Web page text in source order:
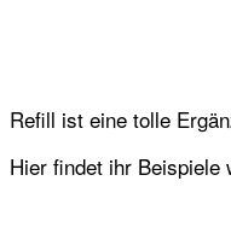
Refill ist eine tolle
Hier findet ihr Beispiele